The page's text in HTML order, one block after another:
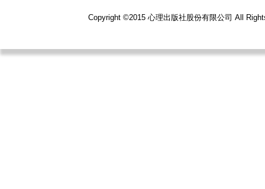
Copyright ©2015 心理出版社股份有限公司 All